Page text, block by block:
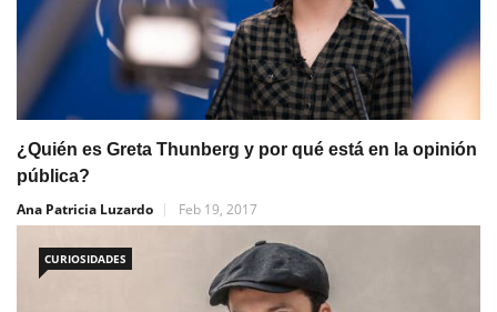
¿Quién es Greta Thunberg y por qué está en la opinión
pública?
Ana Patricia Luzardo
Feb 19, 2017
CURIOSIDADES